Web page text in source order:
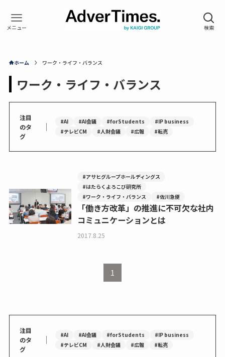
ホーム ワーク・ライフ・バランス
ワーク・ライフ・バランス
注目
のタ
グ
｜ #AI #AI会議 #forStudents
#IP business
#テレビCM
#人財会議 #広報 #転売
#アサヒグループホールディングス
#はたらくよろこび研究所
#ワーク・ライフ・バランス
#佐川急便
「働き方改革」の推進に不可欠な社内
コミュニケーションとは
2017.8.25
1
注目
のタ
グ
｜ #AI #AI会議 #forStudents
#IP business
#テレビCM
#人財会議 #広報 #転売